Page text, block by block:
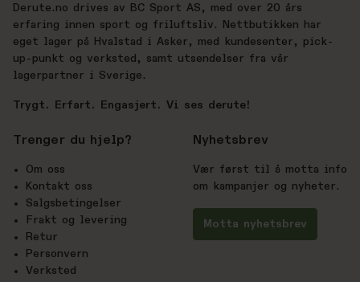
Derute.no drives av BC Sport AS, med over 20 års
erfaring innen sport og friluftsliv. Nettbutikken har
eget lager på Hvalstad i Asker, med kundesenter, pick-
up-punkt og verksted, samt utsendelser fra vår
lagerpartner i Sverige.
Trygt. Erfart. Engasjert. Vi ses derute!
Trenger du hjelp?
Om oss
Kontakt oss
Salgsbetingelser
Frakt og levering
Retur
Personvern
Verksted
Nyhetsbrev
Vær først til å motta info
om kampanjer og nyheter.
Motta nyhetsbrev